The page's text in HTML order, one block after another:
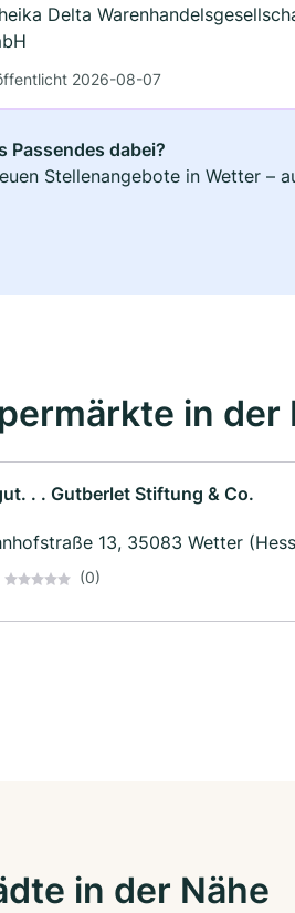
Delta
2026-08-07
Passendes dabei?
Stellenangebote in Wetter –
in der
. . Gutberlet Stiftung & Co.
13, 35083 Wetter
(0)
in der Nähe